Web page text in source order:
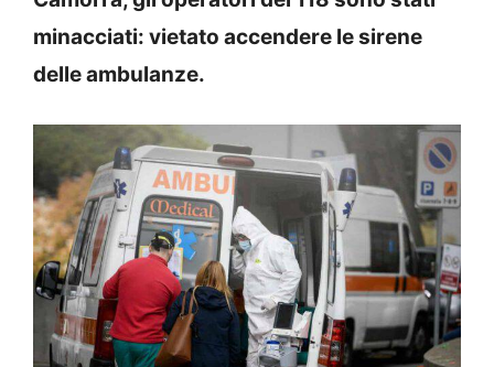
minacciati: vietato accendere le sirene
delle ambulanze.